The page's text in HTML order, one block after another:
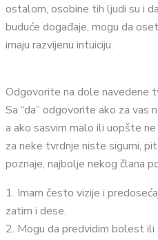
ostalom, osobine tih ljudi su i
buduće događaje, mogu da
imaju razvijenu intuiciju.
Odgovorite na dole navedene
Sa “da” odgovorite ako za vas
a ako sasvim malo ili uopšte
za neke tvrdnje niste sigurni,
poznaje, najbolje nekog člana
1. Imam često vizije i
zatim i dese.
2. Mogu da predvidim bolest